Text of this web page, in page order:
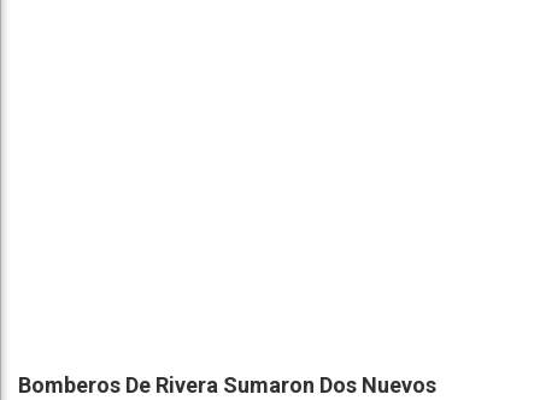
Bomberos De Rivera Sumaron Dos Nuevos